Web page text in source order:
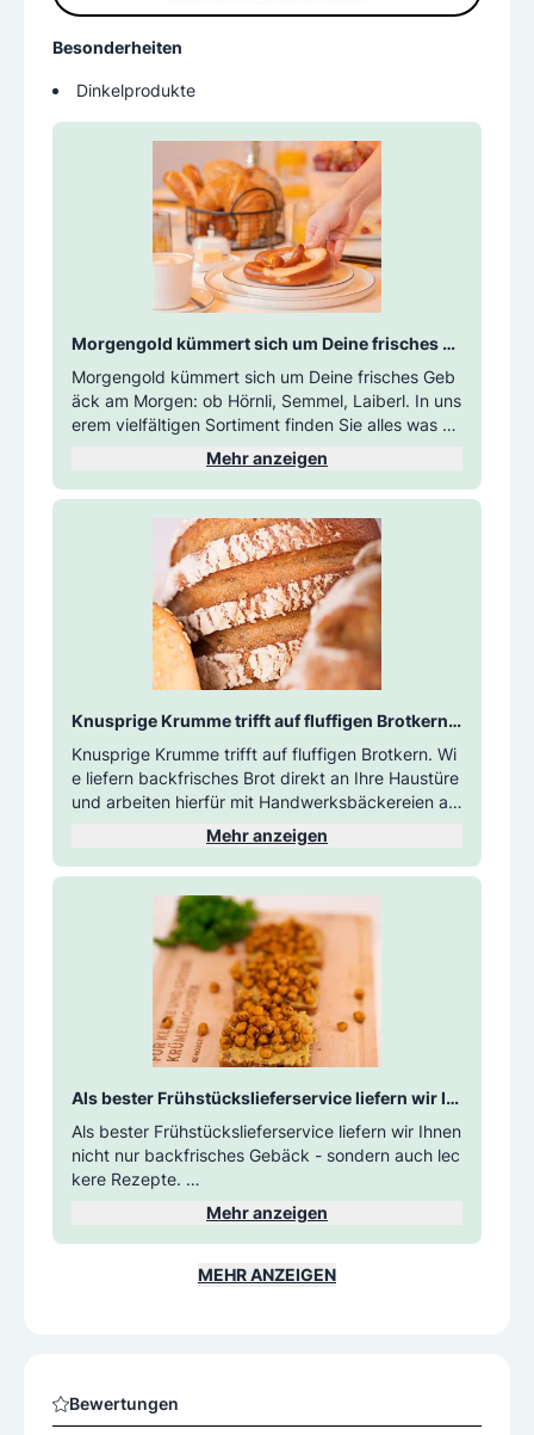
Besonderheiten
Dinkelprodukte
Morgengold kümmert sich um Deine frisches G
ebäck am Morgen: ob Hörnli, Semmel, Laiberl. In
unserem vielfältigen Sortiment finden Sie alles
Morgengold kümmert sich um Deine frisches Geb
äck am Morgen: ob Hörnli, Semmel, Laiberl. In uns
erem vielfältigen Sortiment finden Sie alles was da
Buchen Sie jetzt Ihr Semmel-Abo - wir versorgen
Sie mit Genussmomenten am Morgen.
Mehr anzeigen
Knusprige Krumme trifft auf fluffigen Brotkern.
Wie liefern backfrisches Brot direkt an Ihre Hau
stüre und arbeiten hierfür mit Handwerksbäcke
Knusprige Krumme trifft auf fluffigen Brotkern. Wi
e liefern backfrisches Brot direkt an Ihre Haustüre
und arbeiten hierfür mit Handwerksbäckereien au
Mehr anzeigen
Als bester Frühstückslieferservice liefern wir Ih
nen nicht nur backfrisches Gebäck - sondern a
Als bester Frühstückslieferservice liefern wir Ihnen
nicht nur backfrisches Gebäck - sondern auch lec
kere Rezepte.
Heute: geröstete Kichererbsen auf Avocadobrot -
schmeckt himmlisch und versorgt mit besten Näh
rstoffen. Entdecken Sie die Welt von Morgengold
- für mehr Genuss und Zeit in Ihrem Alltag.
Mehr anzeigen
MEHR ANZEIGEN
Bewertungen